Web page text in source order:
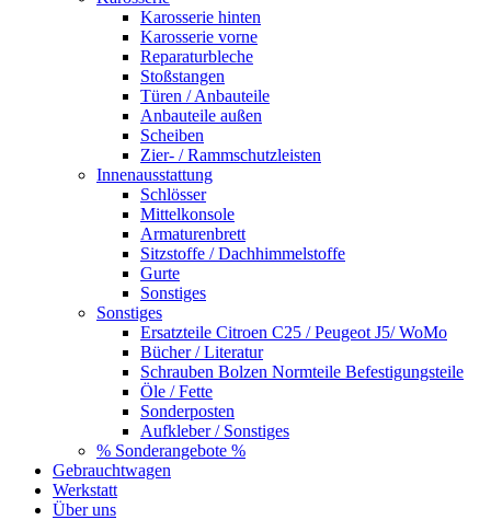
Karosserie hinten
Karosserie vorne
Reparaturbleche
Stoßstangen
Türen / Anbauteile
Anbauteile außen
Scheiben
Zier- / Rammschutzleisten
Innenausstattung
Schlösser
Mittelkonsole
Armaturenbrett
Sitzstoffe / Dachhimmelstoffe
Gurte
Sonstiges
Sonstiges
Ersatzteile Citroen C25 / Peugeot J5/ WoMo
Bücher / Literatur
Schrauben Bolzen Normteile Befestigungsteile
Öle / Fette
Sonderposten
Aufkleber / Sonstiges
% Sonderangebote %
Gebrauchtwagen
Werkstatt
Über uns